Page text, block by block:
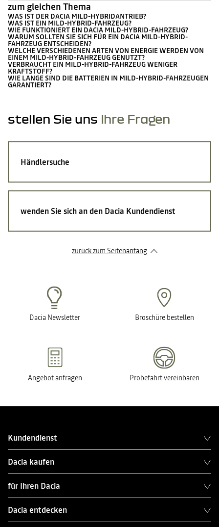
zum gleichen Thema
WAS IST DER DACIA MILD-HYBRIDANTRIEB?
WAS IST EIN MILD-HYBRID-FAHRZEUG?
WIE FUNKTIONIERT EIN DACIA MILD-HYBRID-FAHRZEUG?
WARUM SOLLTEN SIE SICH FÜR EIN DACIA MILD-HYBRID-
FAHRZEUG ENTSCHEIDEN?
WELCHE VERSCHIEDENEN ARTEN VON ENERGIE WERDEN VON
EINEM MILD-HYBRID-FAHRZEUG GENUTZT?
VERBRAUCHT EIN MILD-HYBRID-FAHRZEUG WENIGER
KRAFTSTOFF?
WIE LANGE SIND DIE BATTERIEN IN MILD-HYBRID-FAHRZEUGEN
GARANTIERT?
stellen Sie uns Ihre Fragen
Händlersuche
wenden Sie sich an den Dacia Kundendienst
zurück zum Seitenanfang
Dacia Newsletter Broschüre bestellen
Angebot anfragen Probefahrt vereinbaren
Kundendienst
Dacia kaufen
für Ihren Dacia
Dacia entdecken